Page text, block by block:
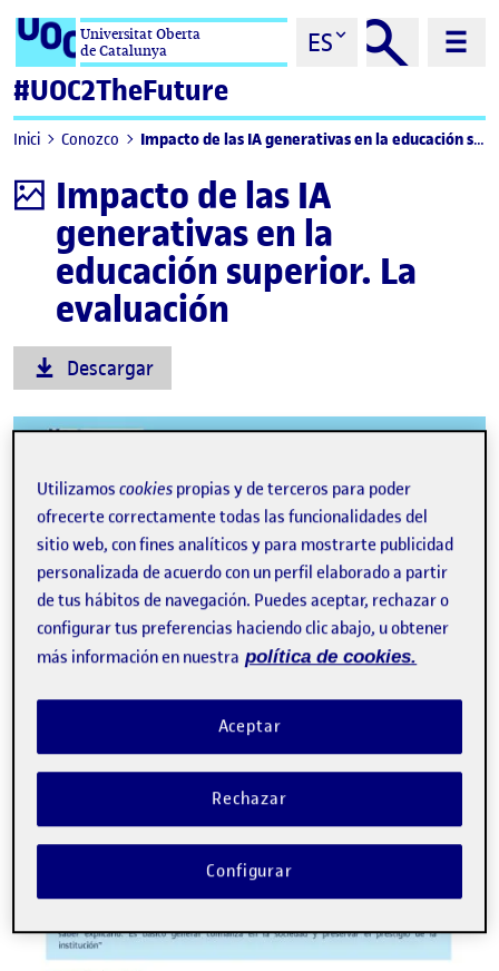
Saltar al contenidoUniversitat Oberta
de Catalunya
ES
#UOC2TheFuture
Inici Conozco Impacto de las IA generativas en la educación superior. La evaluación
InfografíaImpacto de las IA
generativas en la
educación superior. La
evaluación
Descargar
Utilizamoscookies propias y de terceros para poder
ofrecerte correctamente todas las funcionalidades del
sitio web, con fines analíticos y para mostrarte publicidad
personalizada de acuerdo con un perfil elaborado a partir
de tus hábitos de navegación. Puedes aceptar, rechazar o
configurar tus preferencias haciendo clic abajo, u obtener
más información en nuestra política de cookies.
Rechazar
Aceptar
Configurar